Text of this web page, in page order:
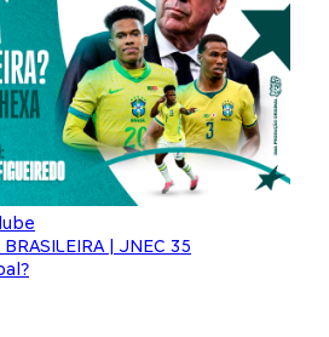
| JNEC 35